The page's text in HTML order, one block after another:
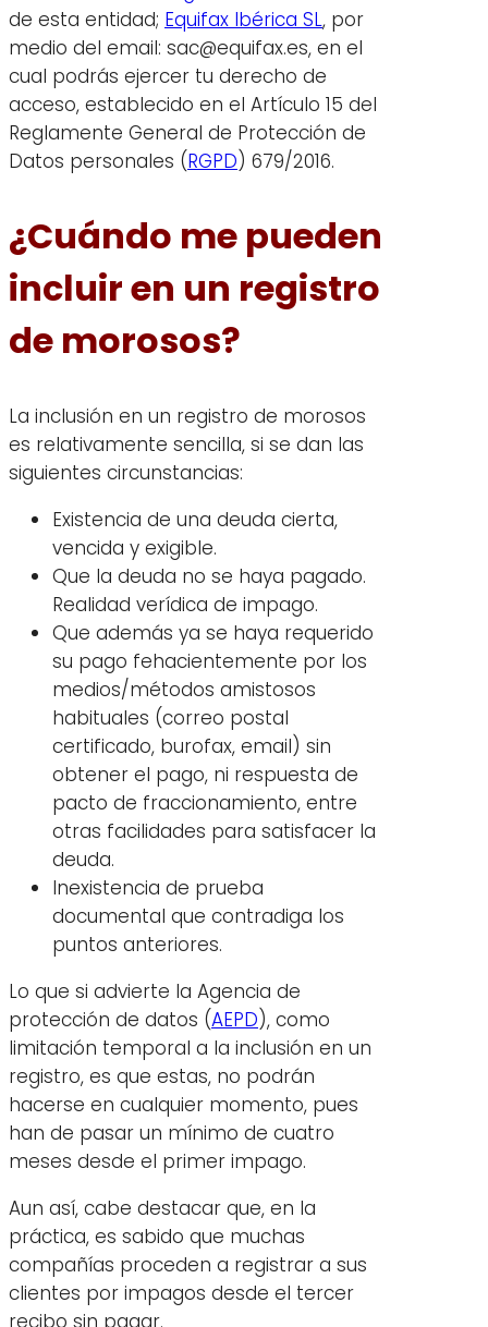
de esta entidad; Equifax Ibérica SL, por
medio del email: sac@equifax.es, en el
cual podrás ejercer tu derecho de
acceso, establecido en el Artículo 15 del
Reglamente General de Protección de
Datos personales (RGPD) 679/2016.
¿Cuándo me pueden
incluir en un registro
de morosos?
La inclusión en un registro de morosos
es relativamente sencilla, si se dan las
siguientes circunstancias:
Existencia de una deuda cierta,
vencida y exigible.
Que la deuda no se haya pagado.
Realidad verídica de impago.
Que además ya se haya requerido
su pago fehacientemente por los
medios/métodos amistosos
habituales (correo postal
certificado, burofax, email) sin
obtener el pago, ni respuesta de
pacto de fraccionamiento, entre
otras facilidades para satisfacer la
deuda.
Inexistencia de prueba
documental que contradiga los
puntos anteriores.
Lo que si advierte la Agencia de
protección de datos (AEPD), como
limitación temporal a la inclusión en un
registro, es que estas, no podrán
hacerse en cualquier momento, pues
han de pasar un mínimo de cuatro
meses desde el primer impago.
Aun así, cabe destacar que, en la
práctica, es sabido que muchas
compañías proceden a registrar a sus
clientes por impagos desde el tercer